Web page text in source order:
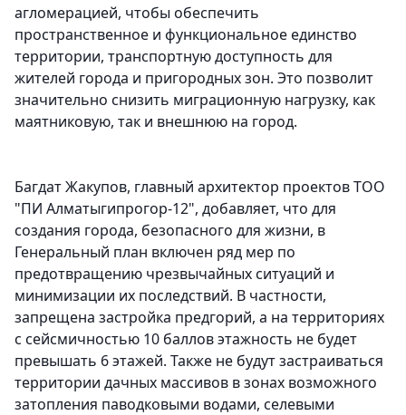
агломерацией, чтобы обеспечить
пространственное и функциональное единство
территории, транспортную доступность для
жителей города и пригородных зон. Это позволит
значительно снизить миграционную нагрузку, как
маятниковую, так и внешнюю на город.
Багдат Жакупов, главный архитектор проектов ТОО
"ПИ Алматыгипрогор-12", добавляет, что для
создания города, безопасного для жизни, в
Генеральный план включен ряд мер по
предотвращению чрезвычайных ситуаций и
минимизации их последствий. В частности,
запрещена застройка предгорий, а на территориях
с сейсмичностью 10 баллов этажность не будет
превышать 6 этажей. Также не будут застраиваться
территории дачных массивов в зонах возможного
затопления паводковыми водами, селевыми